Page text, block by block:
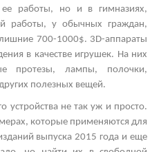
ее работы, но и в гимназиях,
работы, у обычных граждан,
700-1000$. 3D-аппараты
в качестве игрушек. На них
протезы, лампы, полочки,
полезных вещей.
устройства не так уж и просто.
которые применяются для
выпуска 2015 года и еще